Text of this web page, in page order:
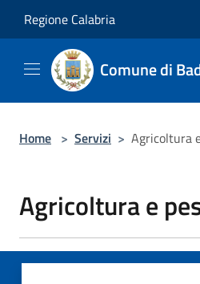
Regione Calabria
Comune di
Home > Servizi > Agricoltura
Agricoltura e